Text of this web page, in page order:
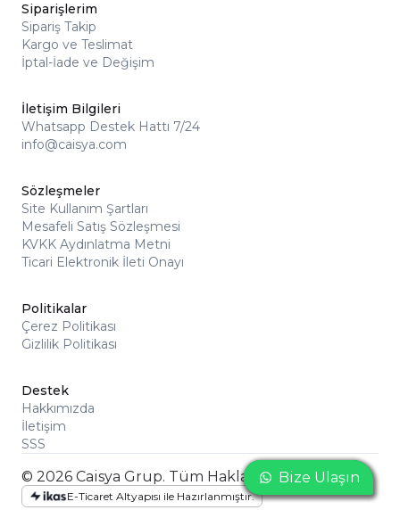
Siparişlerim
Sipariş Takip
Kargo ve Teslimat
İptal-İade ve Değişim
İletişim Bilgileri
Whatsapp Destek Hattı 7/24
info@caisya.com
Sözleşmeler
Site Kullanım Şartları
Mesafeli Satış Sözleşmesi
KVKK Aydınlatma Metni
Ticari Elektronik İleti Onayı
Politikalar
Çerez Politikası
Gizlilik Politikası
Destek
Hakkımızda
İletişim
SSS
© 2026 Caisya Grup. Tüm Hakları Saklıdır
E-Ticaret Altyapısı ile Hazırlanmıştır.
Bize Ulaşın
Bize Ulaşın
Bize Ulaşın